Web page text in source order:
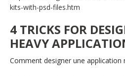
kits-with-psd-files.htm
4 TRICKS FOR
HEAVY
Comment designer une application